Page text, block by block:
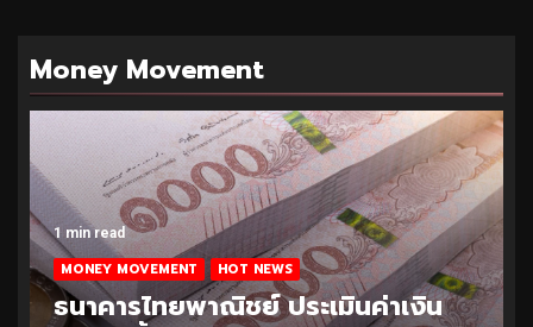
Money Movement
1 min read
MONEY MOVEMENT HOT NEWS
ธนาคารไทยพาณิชย์ ประเมินค่าเงิน